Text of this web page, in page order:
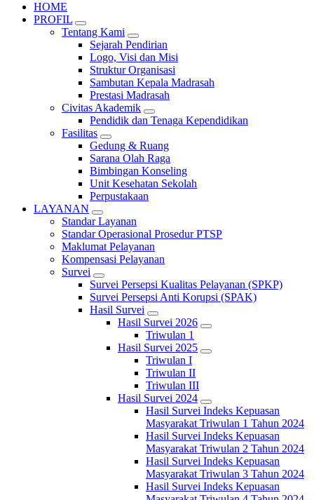
HOME
PROFIL
Tentang Kami
Sejarah Pendirian
Logo, Visi dan Misi
Struktur Organisasi
Sambutan Kepala Madrasah
Prestasi Madrasah
Civitas Akademik
Pendidik dan Tenaga Kependidikan
Fasilitas
Gedung & Ruang
Sarana Olah Raga
Bimbingan Konseling
Unit Kesehatan Sekolah
Perpustakaan
LAYANAN
Standar Layanan
Standar Operasional Prosedur PTSP
Maklumat Pelayanan
Kompensasi Pelayanan
Survei
Survei Persepsi Kualitas Pelayanan (SPKP)
Survei Persepsi Anti Korupsi (SPAK)
Hasil Survei
Hasil Survei 2026
Triwulan 1
Hasil Survei 2025
Triwulan I
Triwulan II
Triwulan III
Hasil Survei 2024
Hasil Survei Indeks Kepuasan
Masyarakat Triwulan 1 Tahun 2024
Hasil Survei Indeks Kepuasan
Masyarakat Triwulan 2 Tahun 2024
Hasil Survei Indeks Kepuasan
Masyarakat Triwulan 3 Tahun 2024
Hasil Survei Indeks Kepuasan